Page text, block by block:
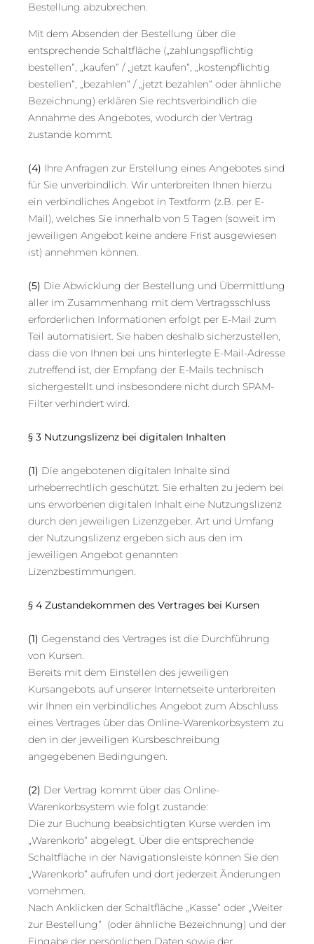
Bestellung abzubrechen.
Mit dem Absenden der Bestellung über die
entsprechende Schaltfläche („zahlungspflichtig
bestellen“, „kaufen“ / „jetzt kaufen“, „kostenpflichtig
bestellen“, „bezahlen“ / „jetzt bezahlen“ oder ähnliche
Bezeichnung) erklären Sie rechtsverbindlich die
Annahme des Angebotes, wodurch der Vertrag
zustande kommt.
(4) Ihre Anfragen zur Erstellung eines Angebotes sind
für Sie unverbindlich. Wir unterbreiten Ihnen hierzu
ein verbindliches Angebot in Textform (z.B. per E-
Mail), welches Sie innerhalb von 5 Tagen (soweit im
jeweiligen Angebot keine andere Frist ausgewiesen
ist) annehmen können.
(5) Die Abwicklung der Bestellung und Übermittlung
aller im Zusammenhang mit dem Vertragsschluss
erforderlichen Informationen erfolgt per E-Mail zum
Teil automatisiert. Sie haben deshalb sicherzustellen,
dass die von Ihnen bei uns hinterlegte E-Mail-Adresse
zutreffend ist, der Empfang der E-Mails technisch
sichergestellt und insbesondere nicht durch SPAM-
Filter verhindert wird.
§ 3 Nutzungslizenz bei digitalen Inhalten
(1) Die angebotenen digitalen Inhalte sind
urheberrechtlich geschützt. Sie erhalten zu jedem bei
uns erworbenen digitalen Inhalt eine Nutzungslizenz
durch den jeweiligen Lizenzgeber. Art und Umfang
der Nutzungslizenz ergeben sich aus den im
jeweiligen Angebot genannten
Lizenzbestimmungen.
§ 4 Zustandekommen des Vertrages bei Kursen
(1) Gegenstand des Vertrages ist die Durchführung
von Kursen.
Bereits mit dem Einstellen des jeweiligen
Kursangebots auf unserer Internetseite unterbreiten
wir Ihnen ein verbindliches Angebot zum Abschluss
eines Vertrages über das Online-Warenkorbsystem zu
den in der jeweiligen Kursbeschreibung
angegebenen Bedingungen.
(2) Der Vertrag kommt über das Online-
Warenkorbsystem wie folgt zustande:
Die zur Buchung beabsichtigten Kurse werden im
„Warenkorb“ abgelegt. Über die entsprechende
Schaltfläche in der Navigationsleiste können Sie den
„Warenkorb“ aufrufen und dort jederzeit Änderungen
vornehmen.
Nach Anklicken der Schaltfläche „Kasse“ oder „Weiter
zur Bestellung“ (oder ähnliche Bezeichnung) und der
Eingabe der persönlichen Daten sowie der